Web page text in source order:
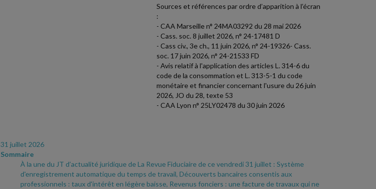
Sources et références par ordre d’apparition à l’écran
:
- CAA Marseille n° 24MA03292 du 28 mai 2026
- Cass. soc. 8 juillet 2026, n° 24-17481 D
- Cass civ., 3e ch., 11 juin 2026, n° 24-19326- Cass.
soc. 17 juin 2026, n° 24-21533 FD
- Avis relatif à l'application des articles L. 314-6 du
code de la consommation et L. 313-5-1 du code
monétaire et financier concernant l'usure du 26 juin
2026, JO du 28, texte 53
- CAA Lyon n° 25LY02478 du 30 juin 2026
31 juillet 2026
Sommaire
À la une du JT d’actualité juridique de La Revue Fiduciaire de ce vendredi 31 juillet : Système
d'enregistrement automatique du temps de travail, Découverts bancaires consentis aux
professionnels : taux d'intérêt en légère baisse, Revenus fonciers : une facture de travaux qui ne